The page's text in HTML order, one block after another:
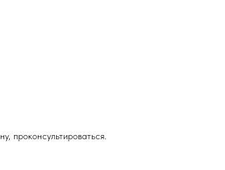
проконсультироваться.